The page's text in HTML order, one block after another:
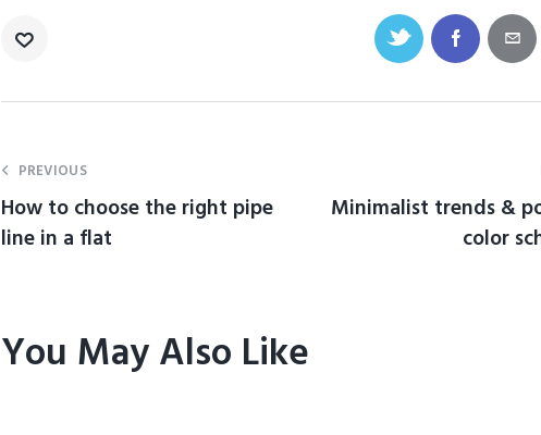
PREVIOUS
How to choose the right pipe
line in a flat
Minimalist trends &
color
You May Also Like